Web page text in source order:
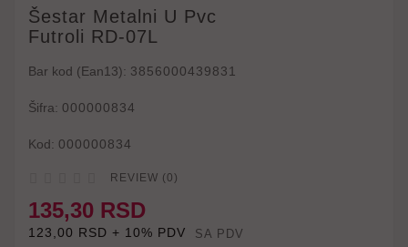
Šestar Metalni U Pvc
Futroli RD-07L
Bar kod (Ean13): 3856000439831
Šifra: 000000834
Kod: 000000834
REVIEW (0)
135,30 RSD
123,00 RSD + 10% PDV SA PDV